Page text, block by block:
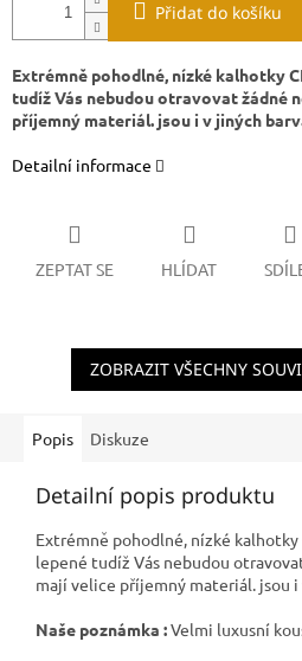
Přidat do košíku
Extrémně pohodlné, nízké kalhotky
tudíž Vás nebudou otravovat žádné
příjemný materiál. jsou i v jiných
Detailní informace
ZEPTAT SE HLÍDAT
ZOBRAZIT VŠECHNY
Popis Diskuze
Detailní popis produktu
Extrémně pohodlné, nízké
lepené tudíž Vás nebudou
mají velice příjemný materiál. jsou i
Naše poznámka :Velmi luxusní